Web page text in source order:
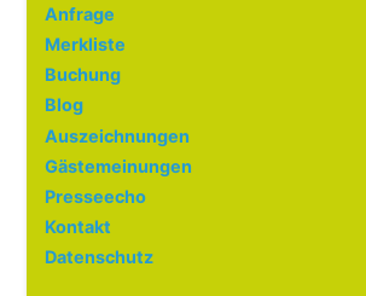
Anfrage
Merkliste
Buchung
Blog
Auszeichnungen
Gästemeinungen
Presseecho
Kontakt
Datenschutz